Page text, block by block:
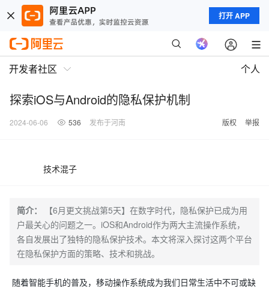
打开 APP
开发者社区 个人
探索iOS与Android的隐私保护机制
2024-06-06 536 发布于河南 版权 举报
技术混子
简介：
【6月更文挑战第5天】在数字时代，隐私保护已成为用
户最关心的问题之一。iOS和Android作为两大主流操作系统，
各自发展出了独特的隐私保护技术。本文将深入探讨这两个平台
在隐私保护方面的策略、技术和挑战。
随着智能手机的普及，移动操作系统成为我们日常生活中不可或缺